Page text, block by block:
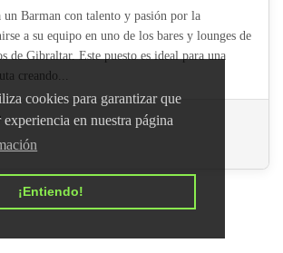
cookies para garantizar que
en nuestra página
¡Entiendo!
un Barman con talento y pasión por la
a su equipo en uno de los bares y lounges de
de Gibraltar. Este puesto es ideal para una
creando...